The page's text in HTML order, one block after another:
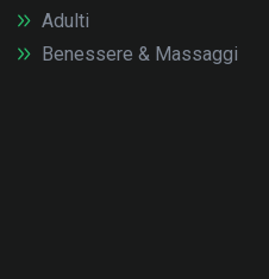
Adulti
Benessere & Massaggi